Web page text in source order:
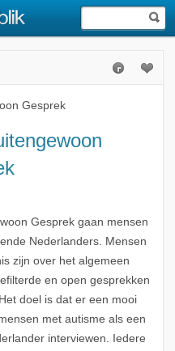
Gesprek
Gesprek gaan mensen
Nederlanders. Mensen
zijn over het algemeen
en open gesprekken
doel is dat er een mooi
met autisme als een
interviewen. Iedere